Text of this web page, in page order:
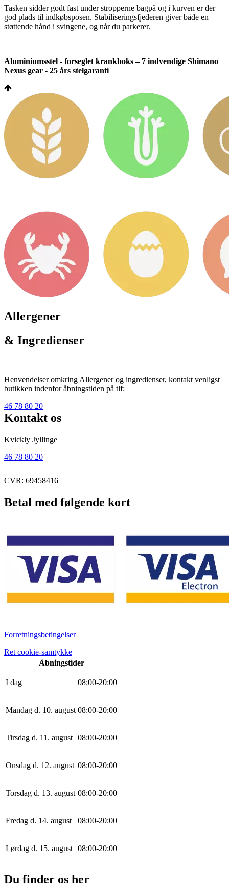
Tasken sidder godt fast under stropperne bagpå og i kurven er der
god plads til indkøbsposen. Stabiliseringsfjederen giver både en
støttende hånd i svingene, og når du parkerer.
Aluminiumsstel - forseglet krankboks – 7 indvendige Shimano
Nexus gear - 25 års stelgaranti
Allergener
& Ingredienser
Henvendelser omkring Allergener og ingredienser, kontakt venligst
butikken indenfor åbningstiden på tlf:
46 78 80 20
Kontakt os
Kvickly Jyllinge
46 78 80 20
CVR: 69458416
Betal med følgende kort
Forretningsbetingelser
Ret cookie-samtykke
Åbningstider
I dag 08:00-20:00
Mandag d. 10. august 08:00-20:00
Tirsdag d. 11. august 08:00-20:00
Onsdag d. 12. august 08:00-20:00
Torsdag d. 13. august 08:00-20:00
Fredag d. 14. august 08:00-20:00
Lørdag d. 15. august 08:00-20:00
Du finder os her